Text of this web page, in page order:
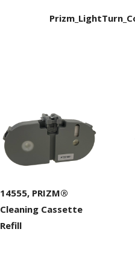
14555, PRIZM®
Cleaning Cassette
Refill